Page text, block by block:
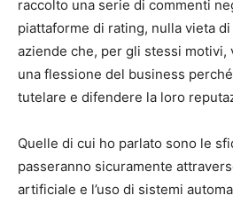
raccolto una serie di commenti
piattaforme di rating, nulla vieta
aziende che, per gli stessi motivi,
una flessione del business
tutelare e difendere la loro
Quelle di cui ho parlato sono le
passeranno sicuramente
artificiale e l’uso di sistemi